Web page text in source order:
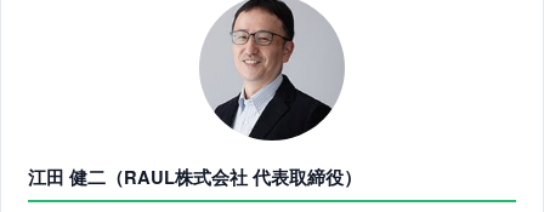
江田 健二（RAUL株式会社 代表取締役）